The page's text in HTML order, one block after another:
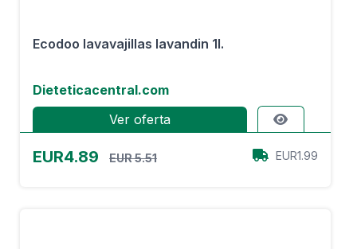
Ecodoo lavavajillas lavandin 1l.
Dieteticacentral.com
Ver oferta
EUR4.89 EUR 5.51 EUR1.99